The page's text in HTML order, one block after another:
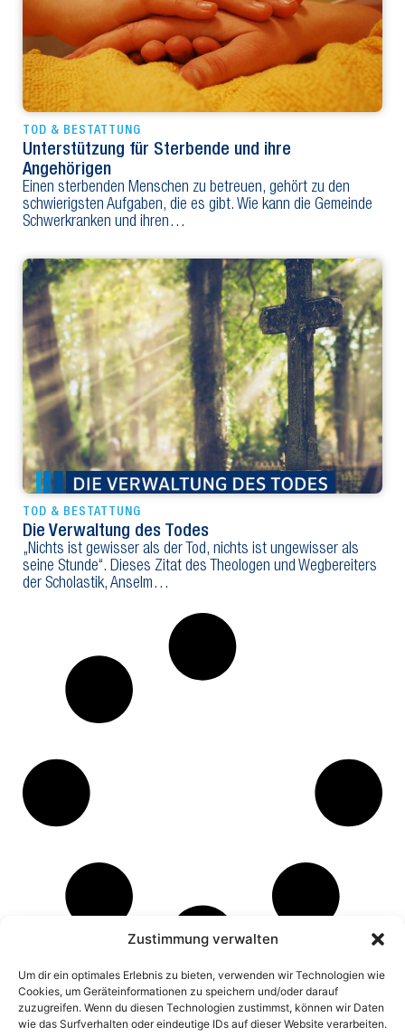
Zustimmung verwalten
Um dir ein optimales Erlebnis zu bieten, verwenden wir Technologien wie
Cookies, um Geräteinformationen zu speichern und/oder darauf
zuzugreifen. Wenn du diesen Technologien zustimmst, können wir Daten
wie das Surfverhalten oder eindeutige IDs auf dieser Website verarbeiten.
TOD & BESTATTUNG
Unterstützung für Sterbende und ihre
Angehörigen
Einen sterbenden Menschen zu betreuen, gehört zu den
schwierigsten Aufgaben, die es gibt. Wie kann die Gemeinde
Schwerkranken und ihren…
TOD & BESTATTUNG
Die Verwaltung des Todes
„Nichts ist gewisser als der Tod, nichts ist ungewisser als
seine Stunde“. Dieses Zitat des Theologen und Wegbereiters
der Scholastik, Anselm…